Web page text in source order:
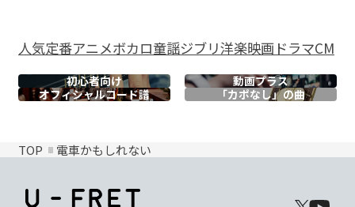
人気定番アニメボカロ童謡ジブリ洋楽映画ドラマCM
初心者向け
動画プラス
オフィシャルコード譜 「カポなし」の曲
TOP 電車かもしれない